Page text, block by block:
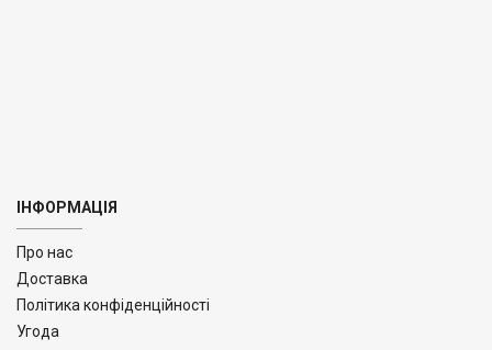
ІНФОРМАЦІЯ
Про нас
Доставка
Політика конфіденційності
Угода